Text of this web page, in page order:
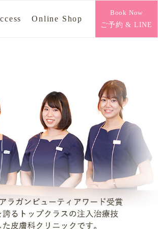
Online Shop
Book Now
ご予約 & LINE